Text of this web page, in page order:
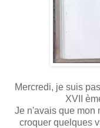
Mercredi, je suis
XVII
Je n'avais que mon
croquer quelques